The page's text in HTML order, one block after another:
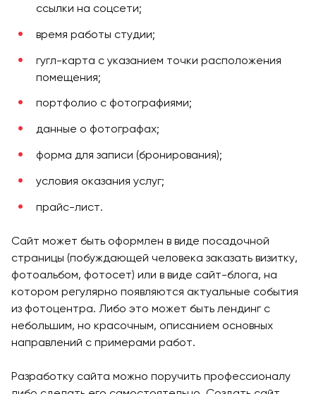
ссылки на соцсети;
время работы студии;
гугл-карта с указанием точки расположения
помещения;
портфолио с фотографиями;
данные о фотографах;
форма для записи (бронирования);
условия оказания услуг;
прайс-лист.
Сайт может быть оформлен в виде посадочной
страницы (побуждающей человека заказать визитку,
фотоальбом, фотосет) или в виде сайт-блога, на
котором регулярно появляются актуальные события
из фотоцентра. Либо это может быть лендинг с
небольшим, но красочным, описанием основных
направлений с примерами работ.
Разработку сайта можно поручить профессионалу